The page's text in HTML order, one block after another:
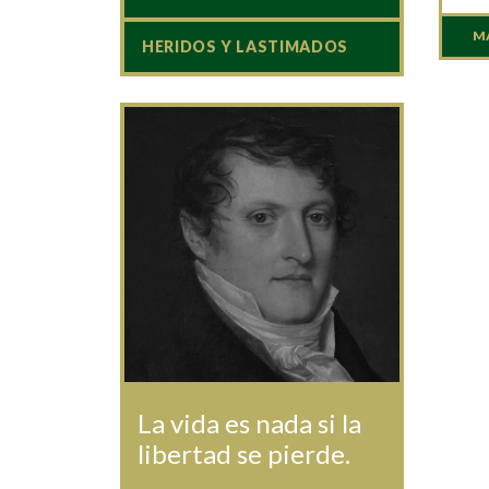
HERIDOS Y LASTIMADOS
La vida es nada si la
libertad se pierde.